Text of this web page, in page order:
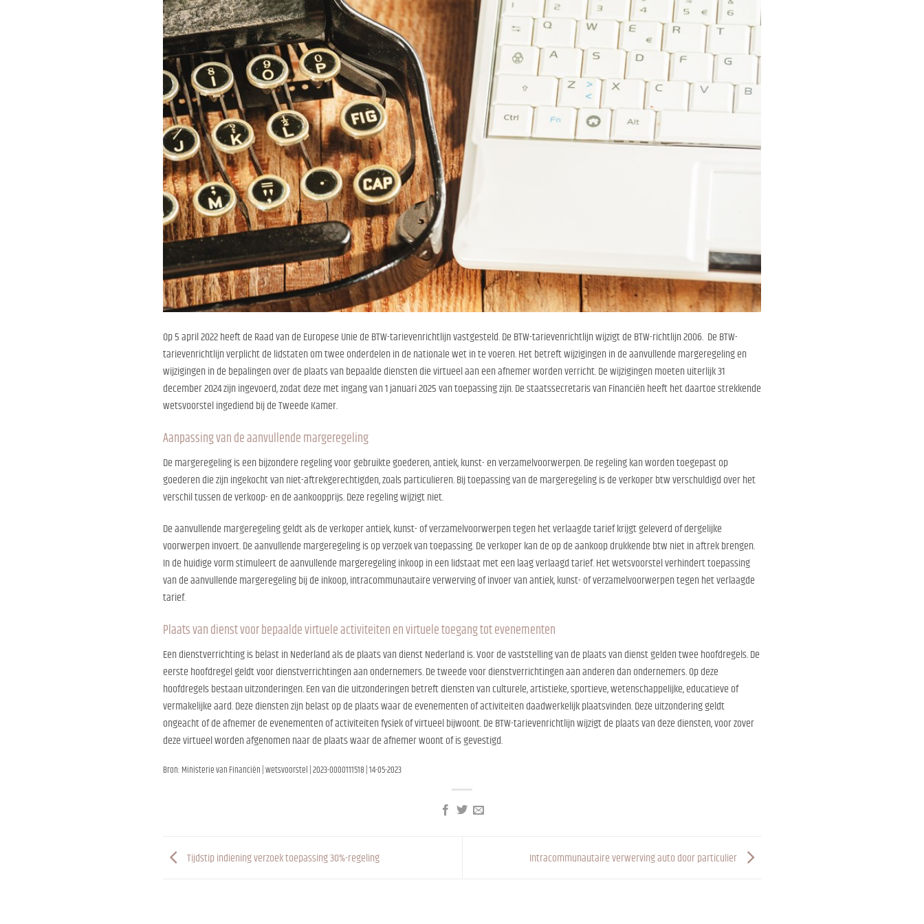
Op 5 april 2022 heeft de Raad van de Europese Unie de BTW-tarievenrichtlijn vastgesteld. De BTW-tarievenrichtlijn wijzigt de BTW-richtlijn 2006. De BTW-
tarievenrichtlijn verplicht de lidstaten om twee onderdelen in de nationale wet in te voeren. Het betreft wijzigingen in de aanvullende margeregeling en
wijzigingen in de bepalingen over de plaats van bepaalde diensten die virtueel aan een afnemer worden verricht. De wijzigingen moeten uiterlijk 31
december 2024 zijn ingevoerd, zodat deze met ingang van 1 januari 2025 van toepassing zijn. De staatssecretaris van Financiën heeft het daartoe strekkende
wetsvoorstel ingediend bij de Tweede Kamer.
Aanpassing van de aanvullende margeregeling
De margeregeling is een bijzondere regeling voor gebruikte goederen, antiek, kunst- en verzamelvoorwerpen. De regeling kan worden toegepast op
goederen die zijn ingekocht van niet-aftrekgerechtigden, zoals particulieren. Bij toepassing van de margeregeling is de verkoper btw verschuldigd over het
verschil tussen de verkoop- en de aankoopprijs. Deze regeling wijzigt niet.
De aanvullende margeregeling geldt als de verkoper antiek, kunst- of verzamelvoorwerpen tegen het verlaagde tarief krijgt geleverd of dergelijke
voorwerpen invoert. De aanvullende margeregeling is op verzoek van toepassing. De verkoper kan de op de aankoop drukkende btw niet in aftrek brengen.
In de huidige vorm stimuleert de aanvullende margeregeling inkoop in een lidstaat met een laag verlaagd tarief. Het wetsvoorstel verhindert toepassing
van de aanvullende margeregeling bij de inkoop, intracommunautaire verwerving of invoer van antiek, kunst- of verzamelvoorwerpen tegen het verlaagde
tarief.
Plaats van dienst voor bepaalde virtuele activiteiten en virtuele toegang tot evenementen
Een dienstverrichting is belast in Nederland als de plaats van dienst Nederland is. Voor de vaststelling van de plaats van dienst gelden twee hoofdregels. De
eerste hoofdregel geldt voor dienstverrichtingen aan ondernemers. De tweede voor dienstverrichtingen aan anderen dan ondernemers. Op deze
hoofdregels bestaan uitzonderingen. Een van die uitzonderingen betreft diensten van culturele, artistieke, sportieve, wetenschappelijke, educatieve of
vermakelijke aard. Deze diensten zijn belast op de plaats waar de evenementen of activiteiten daadwerkelijk plaatsvinden. Deze uitzondering geldt
ongeacht of de afnemer de evenementen of activiteiten fysiek of virtueel bijwoont. De BTW-tarievenrichtlijn wijzigt de plaats van deze diensten, voor zover
deze virtueel worden afgenomen naar de plaats waar de afnemer woont of is gevestigd.
Bron: Ministerie van Financiën | wetsvoorstel | 2023-0000111518 | 14-05-2023
Tijdstip indiening verzoek toepassing 30%-regeling Intracommunautaire verwerving auto door particulier